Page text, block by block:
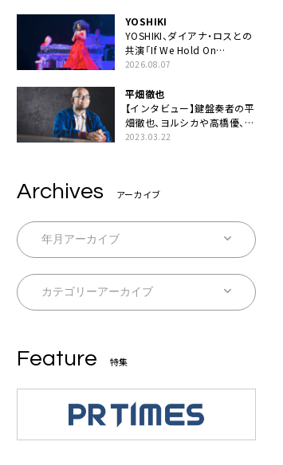
YOSHIKI
YOSHIKI、ダイアナ・ロスとの
共演「If We Hold On
Together」ライブ映像公開
2026.08.07
平畑徹也
【インタビュー】鍵盤奏者の平
畑徹也、ヨルシカや高橋優、キ
タニタツヤなど9名のゲスト
2023.03.22
Archives アーカイブ
Feature 特集